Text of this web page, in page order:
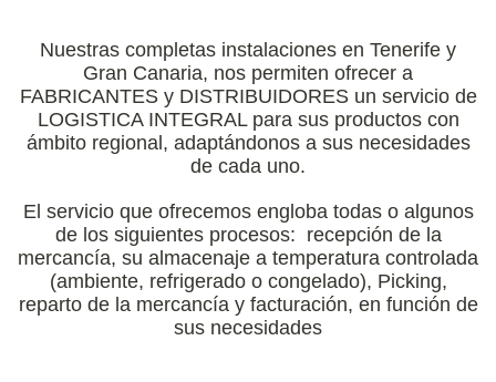
Nuestras completas instalaciones en Tenerife y
Gran Canaria, nos permiten ofrecer a
FABRICANTES y DISTRIBUIDORES un servicio de
LOGISTICA INTEGRAL para sus productos con
ámbito regional, adaptándonos a sus necesidades
de cada uno.
El servicio que ofrecemos engloba todas o algunos
de los siguientes procesos: recepción de la
mercancía, su almacenaje a temperatura controlada
(ambiente, refrigerado o congelado), Picking,
reparto de la mercancía y facturación, en función de
sus necesidades